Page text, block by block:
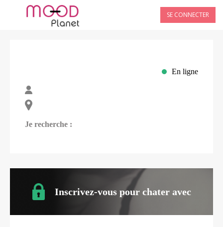
SE CONNECTER
En ligne
Je recherche :
Inscrivez-vous pour chater avec